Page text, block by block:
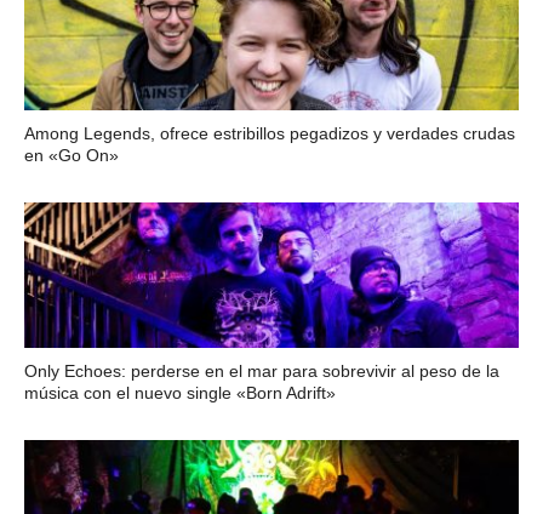
Among Legends, ofrece estribillos pegadizos y verdades crudas
en «Go On»
Only Echoes: perderse en el mar para sobrevivir al peso de la
música con el nuevo single «Born Adrift»